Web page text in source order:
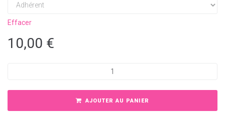
Effacer
10,00 €
AJOUTER AU PANIER